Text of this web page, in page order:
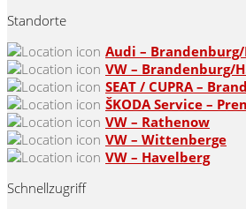
Standorte
Audi – Brandenburg/
VW – Brandenburg/
SEAT / CUPRA –
ŠKODA Service –
VW – Rathenow
VW – Wittenberge
VW – Havelberg
Schnellzugriff